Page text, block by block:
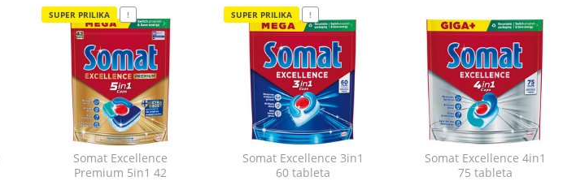
SUPER PRILIKA !
Somat Excellence
Premium 5in1 42
SUPER PRILIKA !
Somat Excellence 3in1
60 tableta
Somat Excellence 4in1
75 tableta